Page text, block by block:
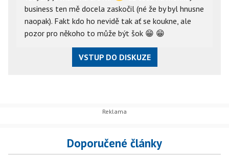
business ten mě docela zaskočil (né že by byl hnusne
naopak). Fakt kdo ho nevidě tak ať se koukne, ale
pozor pro někoho to může být šok 😁 😁
VSTUP DO DISKUZE
Doporučené články